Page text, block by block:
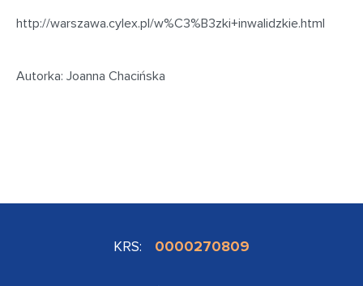
http://warszawa.cylex.pl/w%C3%B3zki+inwalidzkie.html
Autorka: Joanna Chacińska
KRS: 0000270809